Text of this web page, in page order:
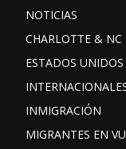
NOTICIAS
CHARLOTTE & NC
ESTADOS UNIDOS
INMIGRACIÓN
MIGRANTES EN